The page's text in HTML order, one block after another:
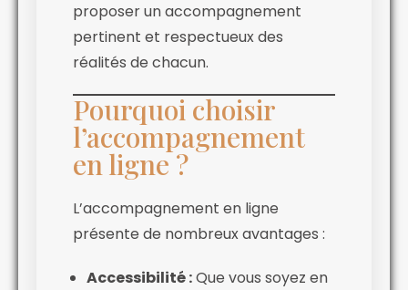
proposer un accompagnement
pertinent et respectueux des
réalités de chacun.
Pourquoi choisir
l’accompagnement
en ligne ?
L’accompagnement en ligne
présente de nombreux avantages :
Accessibilité :Que vous soyez en